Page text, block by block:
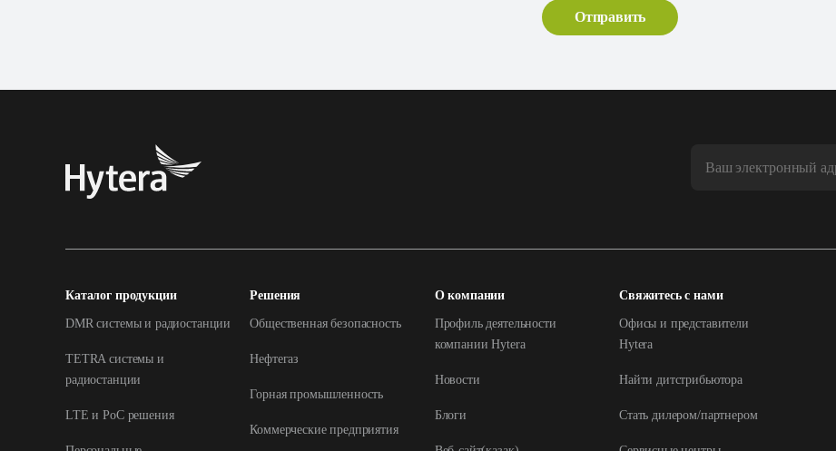
Каталог продукции
DMR системы и радиостанции
TETRA системы и
радиостанции
LTE и РоС решения
Решения
Общественная безопасность
Нефтегаз
Горная промышленность
Коммерческие предприятия
О компании
Профиль деятельности
компании Hytera
Новости
Блоги
Свяжитесь с нами
Офисы и представители
Hytera
Найти дитстрибьютора
Стать дилером/партнером